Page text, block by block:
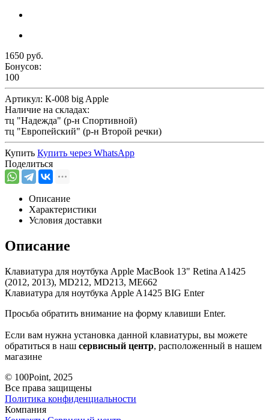
1650 руб.
Бонусов:
100
Артикул: К-008 big Apple
Наличие на складах:
тц "Надежда" (р-н Спортивной)
тц "Европейский" (р-н Второй речки)
Купить Купить через WhatsApp
Поделиться
Описание
Характеристики
Условия доставки
Описание
Клавиатура для ноутбука Apple MacBook 13" Retina A1425
(2012, 2013), MD212, MD213, ME662
Клавиатура для ноутбука Apple A1425 BIG Enter
Просьба обратить внимание на форму клавиши Enter.
Если вам нужна установка данной клавиатуры, вы можете
обратиться в наш сервисный центр, расположенный в нашем
магазине
© 100Point, 2025
Все права защищены
Политика конфиденциальности
Компания